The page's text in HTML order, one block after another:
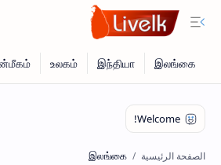
الصفحة الرئيسية இலங்கை